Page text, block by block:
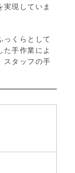
実現していま
っくらとして
た手作業によ
スタッフの手